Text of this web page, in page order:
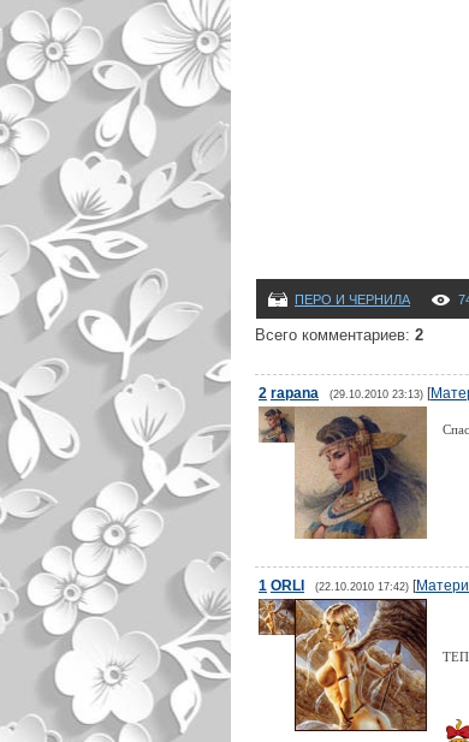
ПЕРО И ЧЕРНИЛА
Всего комментариев: 2
2 rapana (29.10.2010 23:13) [
1 ORLI (22.10.2010 17:42) [